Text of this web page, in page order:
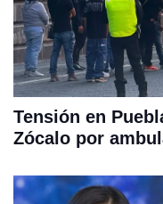
Tensión en
Zócalo por